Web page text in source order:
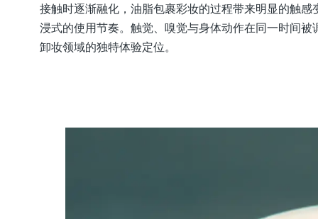
接触时逐渐融化，油脂包裹彩妆的过程带来明显的触
浸式的使用节奏。触觉、嗅觉与身体动作在同一时间
卸妆领域的独特体验定位。